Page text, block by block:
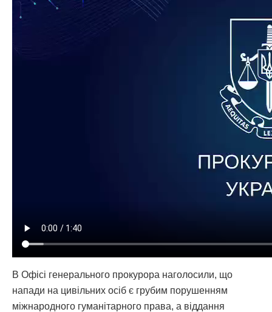
В Офісі генерального прокурора наголосили, що
напади на цивільних осіб є грубим порушенням
міжнародного гуманітарного права, а віддання